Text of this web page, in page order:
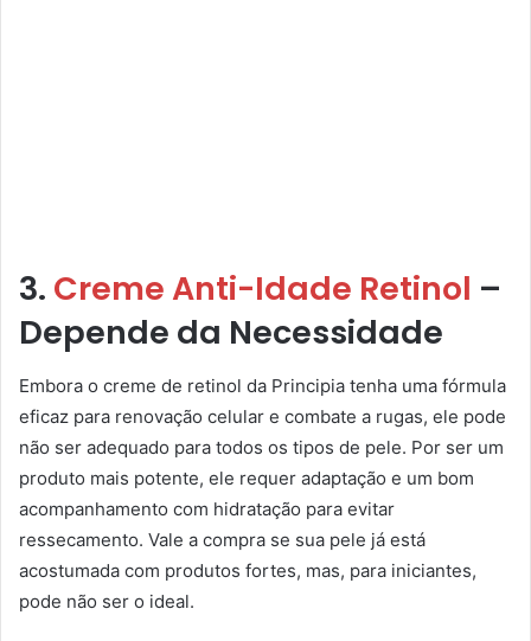
3. Creme Anti-Idade Retinol –
Depende da Necessidade
Embora o creme de retinol da Principia tenha uma fórmula
eficaz para renovação celular e combate a rugas, ele pode
não ser adequado para todos os tipos de pele. Por ser um
produto mais potente, ele requer adaptação e um bom
acompanhamento com hidratação para evitar
ressecamento. Vale a compra se sua pele já está
acostumada com produtos fortes, mas, para iniciantes,
pode não ser o ideal.